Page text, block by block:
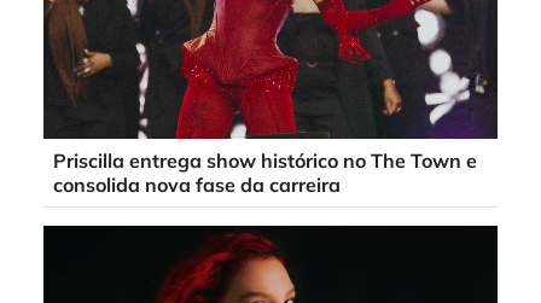
Priscilla entrega show histórico no The Town e
consolida nova fase da carreira